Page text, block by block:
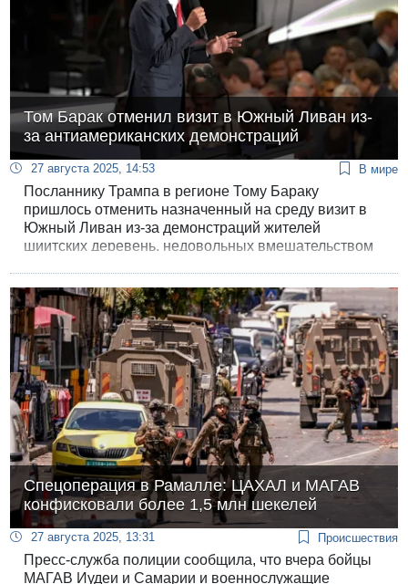
Том Барак отменил визит в Южный Ливан из-
за антиамериканских демонстраций
27 августа 2025, 14:53 В мире
Посланнику Трампа в регионе Тому Бараку
пришлось отменить назначенный на среду визит в
Южный Ливан из-за демонстраций жителей
шиитских деревень, недовольных вмешательством
Спецоперация в Рамалле: ЦАХАЛ и МАГАВ
конфисковали более 1,5 млн шекелей
27 августа 2025, 13:31 Происшествия
Пресс-служба полиции сообщила, что вчера бойцы
МАГАВ Иудеи и Самарии и военнослужащие